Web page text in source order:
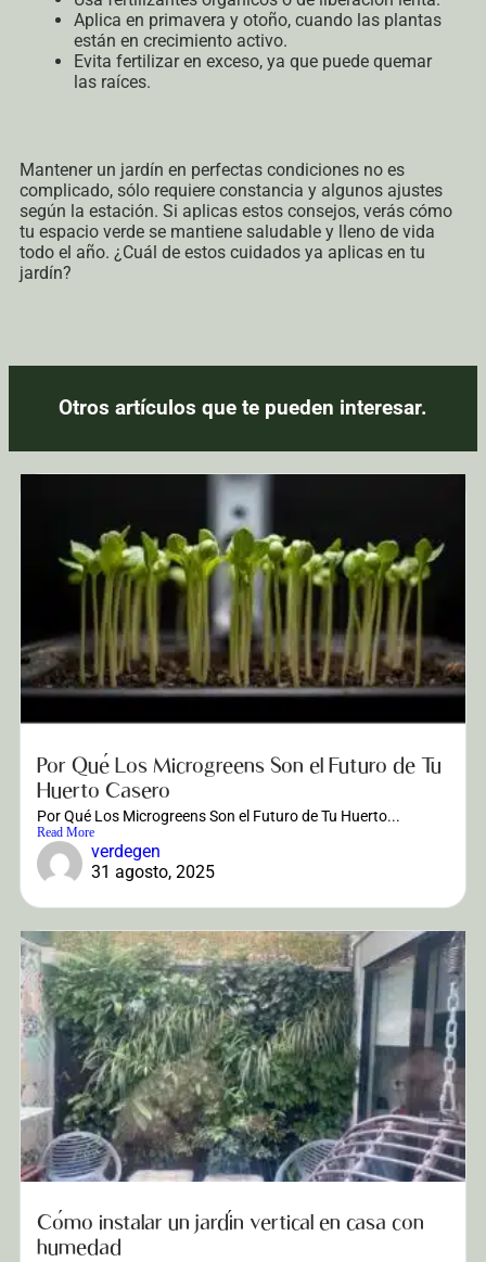
Aplica en primavera y otoño, cuando las plantas
están en crecimiento activo.
Evita fertilizar en exceso, ya que puede quemar
las raíces.
Mantener un jardín en perfectas condiciones no es
complicado, sólo requiere constancia y algunos ajustes
según la estación. Si aplicas estos consejos, verás cómo
tu espacio verde se mantiene saludable y lleno de vida
todo el año. ¿Cuál de estos cuidados ya aplicas en tu
jardín?
Otros artículos que te pueden interesar.
Por Qué Los Microgreens Son el Futuro de Tu
Huerto Casero
Por Qué Los Microgreens Son el Futuro de Tu Huerto...
Read More
verdegen
31 agosto, 2025
Cómo instalar un jardín vertical en casa con
humedad